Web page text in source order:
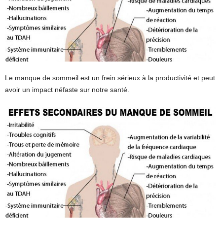
Le manque de sommeil est un frein sérieux à la productivité et peut
avoir un impact néfaste sur notre santé.